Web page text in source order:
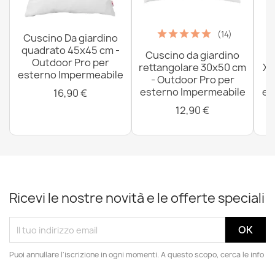
Cuscino Da giardino
quadrato 45x45 cm -
Outdoor Pro per
esterno Impermeabile
16,90 €
(14)
Cuscino da giardino
rettangolare 30x50 cm
- Outdoor Pro per
esterno Impermeabile
12,90 €
Ricevi le nostre novità e le offerte speciali
Puoi annullare l'iscrizione in ogni momenti. A questo scopo, cerca le info